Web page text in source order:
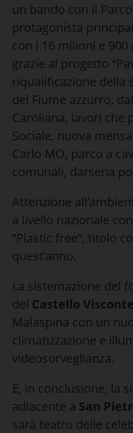
un bando con il
protagonista
con i 16 milioni e
grazie al progetto
riqualificazione della
del Fiume azzurro,
Caroliana, lavori che
Sociale, nuova
Carlo MO, parco a
comunali, darsena
Attenzione
a livello nazionale
“Plastic free”, titolo
quest’anno.
La sistemazione del
del Castello
Malaspina con un
climatizzazione e
videosorveglianza.
E, in conclusione, la
adiacente a San
sarà teatro delle